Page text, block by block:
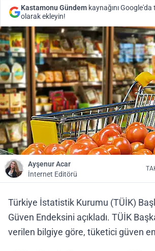
Kastamonu Gündem kaynağını
olarak ekleyin!
Ayşenur Acar
İnternet Editörü
Türkiye İstatistik Kurumu (TÜİK)
Güven Endeksini açıkladı. TÜİK
verilen bilgiye göre, tüketici güven